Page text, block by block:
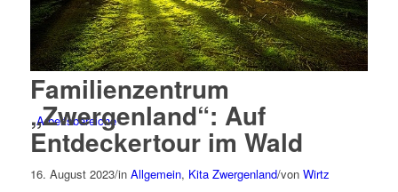
Arbeitsbereiche
Familienzentrum
„Zwergenland“: Auf
Entdeckertour im Wald
16. August 2023/in Allgemein, Kita Zwergenland/von Wirtz